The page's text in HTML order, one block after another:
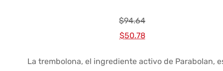
$94.64
El
original
$50.78El
actual
La trembolona, el ingrediente activo de Parabolan,